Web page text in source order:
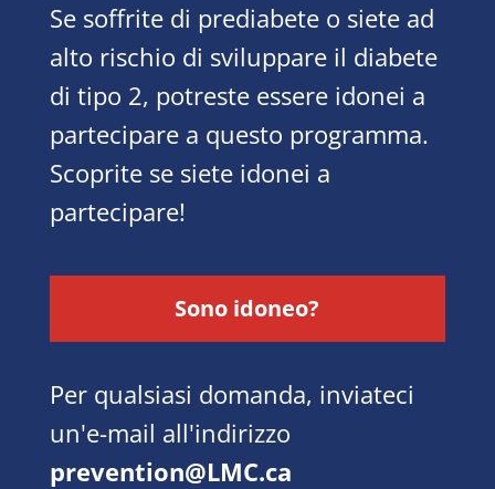
Se soffrite di prediabete o siete ad
alto rischio di sviluppare il diabete
di tipo 2, potreste essere idonei a
partecipare a questo programma.
Scoprite se siete idonei a
partecipare!
Sono idoneo?
Per qualsiasi domanda, inviateci
un'e-mail all'indirizzo
prevention@LMC.ca